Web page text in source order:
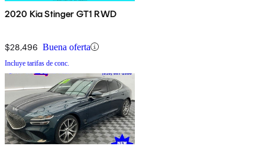
2020 Kia Stinger GT1 RWD
$28,496 Buena oferta
Incluye tarifas de conc.